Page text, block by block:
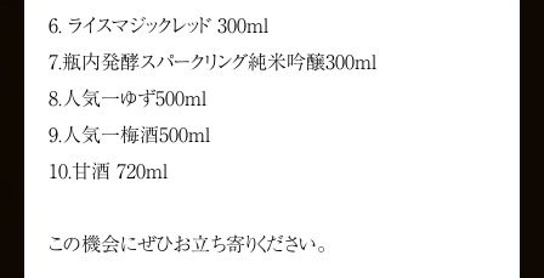
6. ライスマジックレッド 300ml
7.瓶内発酵スパークリング純米吟醸300ml
8.人気一ゆず500ml
9.人気一梅酒500ml
10.甘酒 720ml
この機会にぜひお立ち寄りください。